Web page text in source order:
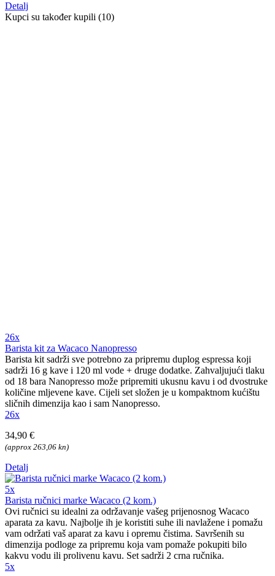
Detalj
Kupci su također kupili (10)
26x
Barista kit za Wacaco Nanopresso
Barista kit sadrži sve potrebno za pripremu duplog espressa koji
sadrži 16 g kave i 120 ml vode + druge dodatke. Zahvaljujući tlaku
od 18 bara Nanopresso može pripremiti ukusnu kavu i od dvostruke
količine mljevene kave. Cijeli set složen je u kompaktnom kućištu
sličnih dimenzija kao i sam Nanopresso.
26x
34,90 €
(approx 263,06 kn)
Detalj
5x
Barista ručnici marke Wacaco (2 kom.)
Ovi ručnici su idealni za održavanje vašeg prijenosnog Wacaco
aparata za kavu. Najbolje ih je koristiti suhe ili navlažene i pomažu
vam održati vaš aparat za kavu i opremu čistima. Savršenih su
dimenzija podloge za pripremu koja vam pomaže pokupiti bilo
kakvu vodu ili prolivenu kavu. Set sadrži 2 crna ručnika.
5x